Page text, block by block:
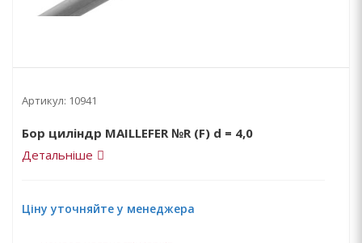
Артикул: 10941
Бор циліндр MAILLEFER №R (F) d = 4,0
Детальніше
Ціну уточняйте у менеджера